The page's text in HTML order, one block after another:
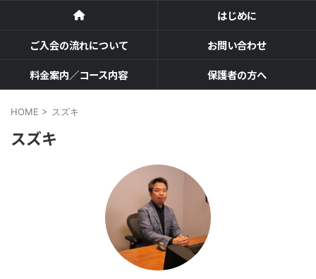
はじめに
ご入会の流れについて
お問い合わせ
料金案内／コース内容
保護者の方へ
HOME > スズキ
スズキ